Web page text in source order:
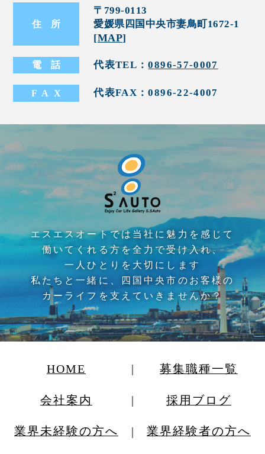
住 所
〒799-0113
愛媛県四国中央市妻鳥町1672-1
[MAP]
電話 代表TEL：0896-57-0007
FA X 代表FAX：0896-22-4007
エスエスオートでは当社に魅力を感じて
働いてくれる方を全力で受け入れ、
一人ひとりを大切にします
私たちと一緒に、四国中央市のお客様の
カーライフを支えていきませんか？
HOME 募集職種一覧
採用ブログ
会社案内
業界未経験の方へ 業界経験者の方へ